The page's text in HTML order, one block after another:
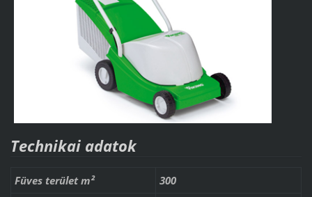
Technikai adatok
Füves terület m²
300